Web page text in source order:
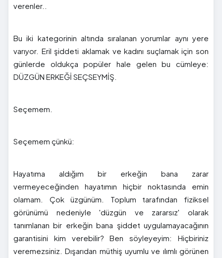
verenler..
Bu iki kategorinin altında sıralanan yorumlar aynı yere
varıyor. Eril şiddeti aklamak ve kadını suçlamak için son
günlerde oldukça popüler hale gelen bu cümleye:
DÜZGÜN ERKEĞİ SEÇSEYMİŞ.
Seçemem.
Seçemem çünkü:
Hayatıma aldığım bir erkeğin bana zarar
vermeyeceğinden hayatımın hiçbir noktasında emin
olamam. Çok üzgünüm. Toplum tarafından fiziksel
görünümü nedeniyle 'düzgün ve zararsız' olarak
tanımlanan bir erkeğin bana şiddet uygulamayacağının
garantisini kim verebilir? Ben söyleyeyim: Hiçbiriniz
veremezsiniz. Dışarıdan müthiş uyumlu ve ılımlı görünen